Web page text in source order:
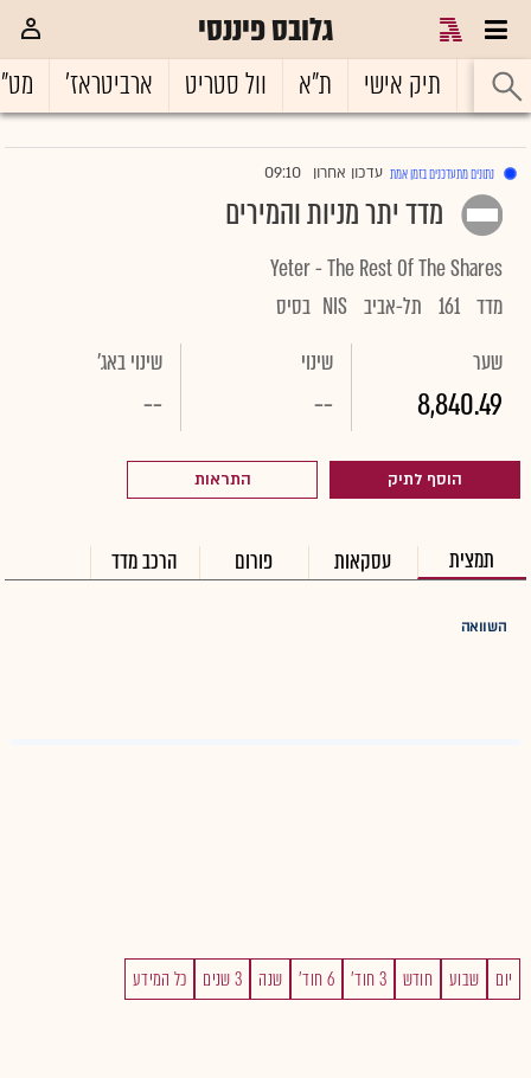
גלובס פיננסי
ראשי תיק אישי ת"א וול סטריט ארביטראז'
נתונים מתעדכנים בזמן אמת |עדכון אחרון 09:10
מדד יתר מניות והמירים
Yeter - The Rest Of The Shares
מדד 161 תל-אביב NIS בסיס
שער
8,840.49
שינוי
--
שינוי באג'
--
הוסף לתיק התראות
תמצית עסקאות פורום הרכב מדד
השוואה
יום שבוע חודש 3 חוד' 6 חוד' שנה 3 שנים כל המידע